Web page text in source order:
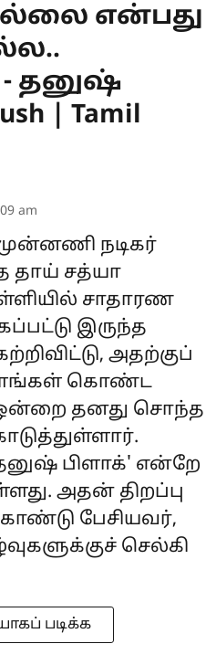
என்பது
தனுஷ்
| Tamil
am
நடிகர்
தாய் சத்யா
சாதாரண
இருந்த
அதற்குப்
கொண்ட
ஒன்றை தனது சொந்த
பிளாக்' என்றே
அதன் திறப்பு
பேசியவர்,
செல்கி
படிக்க